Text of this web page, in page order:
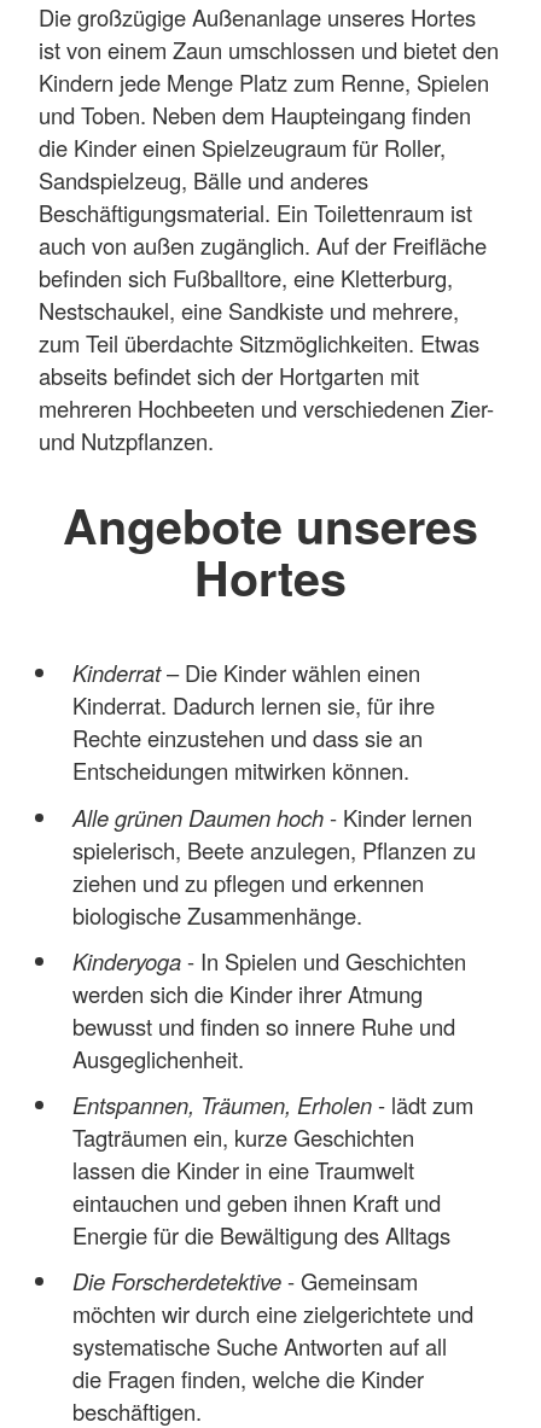
Die großzügige Außenanlage unseres Hortes
ist von einem Zaun umschlossen und bietet den
Kindern jede Menge Platz zum Renne, Spielen
und Toben. Neben dem Haupteingang finden
die Kinder einen Spielzeugraum für Roller,
Sandspielzeug, Bälle und anderes
Beschäftigungsmaterial. Ein Toilettenraum ist
auch von außen zugänglich. Auf der Freifläche
befinden sich Fußballtore, eine Kletterburg,
Nestschaukel, eine Sandkiste und mehrere,
zum Teil überdachte Sitzmöglichkeiten. Etwas
abseits befindet sich der Hortgarten mit
mehreren Hochbeeten und verschiedenen Zier-
und Nutzpflanzen.
Angebote unseres
Hortes
Kinderrat– Die Kinder wählen einen
Kinderrat. Dadurch lernen sie, für ihre
Rechte einzustehen und dass sie an
Entscheidungen mitwirken können.
Alle grünen Daumen hoch- Kinder lernen
spielerisch, Beete anzulegen, Pflanzen zu
ziehen und zu pflegen und erkennen
biologische Zusammenhänge.
Kinderyoga- In Spielen und Geschichten
werden sich die Kinder ihrer Atmung
bewusst und finden so innere Ruhe und
Ausgeglichenheit.
Entspannen, Träumen, Erholen- lädt zum
Tagträumen ein, kurze Geschichten
lassen die Kinder in eine Traumwelt
eintauchen und geben ihnen Kraft und
Energie für die Bewältigung des Alltags
Die Forscherdetektive- Gemeinsam
möchten wir durch eine zielgerichtete und
systematische Suche Antworten auf all
die Fragen finden, welche die Kinder
beschäftigen.